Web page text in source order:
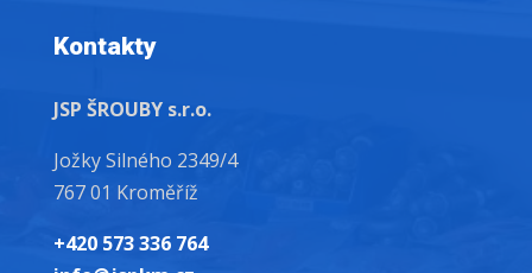
Kontakty
JSP ŠROUBY s.r.o.
Jožky Silného 2349/4
767 01 Kroměříž
+420 573 336 764